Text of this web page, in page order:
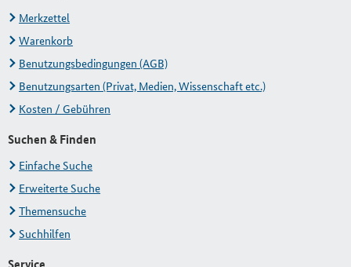
Merkzettel
Warenkorb
Benutzungsbedingungen (AGB)
Benutzungsarten (Privat, Medien, Wissenschaft etc.)
Kosten / Gebühren
Suchen & Finden
Einfache Suche
Erweiterte Suche
Themensuche
Suchhilfen